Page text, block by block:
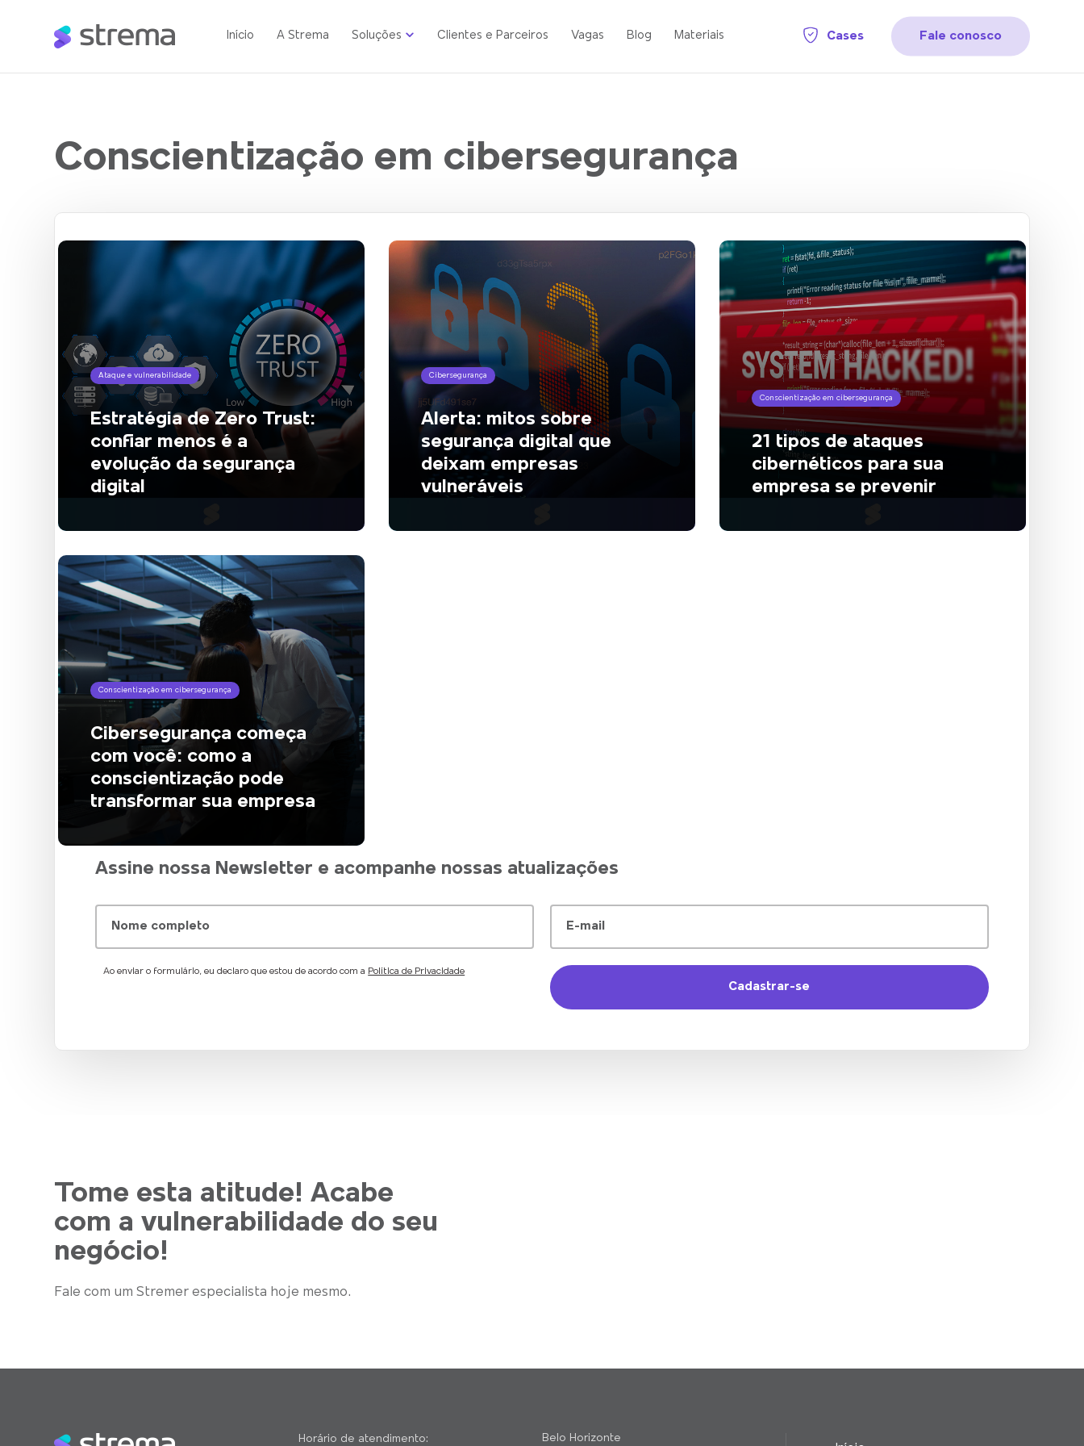
Cases Fale conosco
Início A Strema Soluções Clientes e Parceiros Vagas Blog Materiais
Conscientização em cibersegurança
Ataque e vulnerabilidade
Estratégia de Zero Trust:
confiar menos é a
evolução da segurança
digital
Cibersegurança
Alerta: mitos sobre
segurança digital que
deixam empresas
vulneráveis
Conscientização em cibersegurança
21 tipos de ataques
cibernéticos para sua
empresa se prevenir
Conscientização em cibersegurança
Cibersegurança começa
com você: como a
conscientização pode
transformar sua empresa
Assine nossa Newsletter e acompanhe nossas atualizações
Nome completo E-mail
Ao enviar o formulário, eu declaro que estou de acordo com a Política de Privacidade
Tome esta atitude! Acabe
com a vulnerabilidade do seu
negócio!
Fale com um Stremer especialista hoje mesmo.
Horário de atendimento: Belo Horizonte